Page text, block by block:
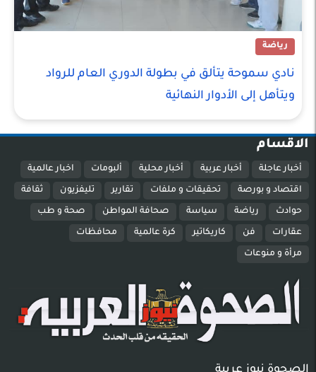
رياضة
نادي سموحة يتألق في بطولة الدوري العام للرواد
ويتأهل إلى الأدوار النهائية
الاقسام
أخبار عاجلة أخبار عربية أخبار محلية ألبومات اخبار عالمية
اقتصاد و بورصة تحقيقات و ملفات تقارير تليفزيون ثقافة
حوادث رياضة سياسة صحافة المواطن صحة و طب
عقارات فن كاريكاتير كرة عالمية محافظات
مرأة و منوعات